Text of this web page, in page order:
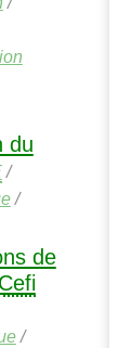
du
/
/
de
Cefi
/